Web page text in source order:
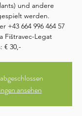
und andere
werden.
+43 664 996 464 57
Fištravec-Legat
€ 30,-
ansehen